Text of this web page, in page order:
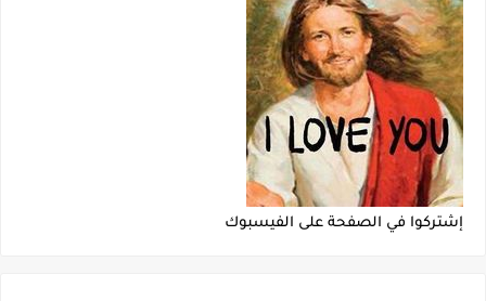
إشتركوا في الصفحة على الفيسبوك